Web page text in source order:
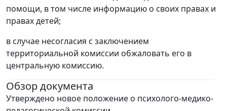
помощи, в том числе информацию о своих правах и
правах детей;
в случае несогласия с заключением
территориальной комиссии обжаловать его в
центральную комиссию.
Обзор документа
Утверждено новое положение о психолого-медико-